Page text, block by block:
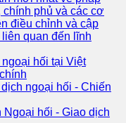
chính phủ và các cơ
điều chỉnh và cập
quan đến lĩnh
hối tại Việt
ngoại hối - Chiến
Ngoại hối - Giao dịch